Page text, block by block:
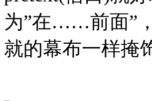
为”在……前面”
就的幕布一样掩